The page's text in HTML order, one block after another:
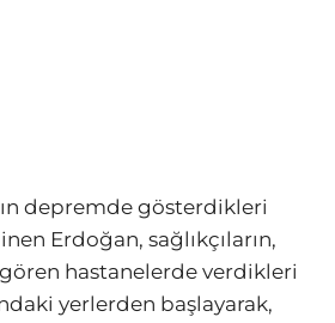
depremde gösterdikleri
Erdoğan, sağlıkçıların,
hastanelerde verdikleri
yerlerden başlayarak,